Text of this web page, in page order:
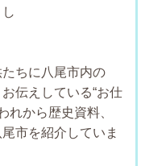
ちに八尾市内の
伝えしている“お仕
れから歴史資料、
市を紹介していま